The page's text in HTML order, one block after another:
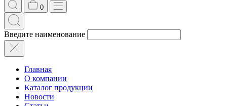
0
Введите наименование
Главная
О компании
Каталог продукции
Новости